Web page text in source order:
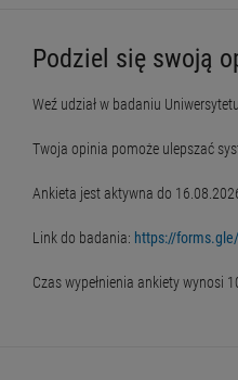
Podziel się swoją
Weź udział w badaniu
Twoja opinia pomoże ulepszać
Ankieta jest aktywna do
Link do badania: https://
Czas wypełnienia ankiety wynosi